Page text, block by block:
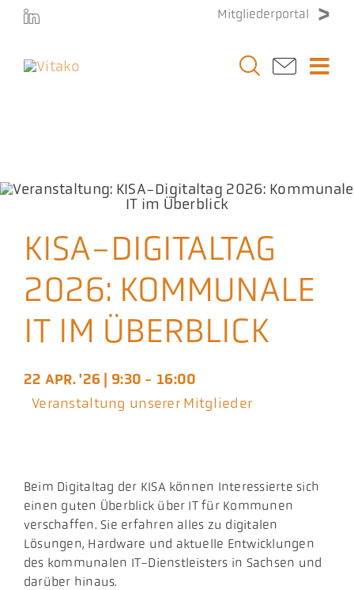
Zum
springen
Mitgliederportal
Presse
Aktuelles
KISA-DIGITALTAG
2026: KOMMUNALE
IT IM ÜBERBLICK
22 APR. '26 | 9:30 - 16:00
Veranstaltung unserer Mitglieder
Beim Digitaltag der KISA können Interessierte sich
einen guten Überblick über IT für Kommunen
verschaffen. Sie erfahren alles zu digitalen
Lösungen, Hardware und aktuelle Entwicklungen
des kommunalen IT-Dienstleisters in Sachsen und
darüber hinaus.